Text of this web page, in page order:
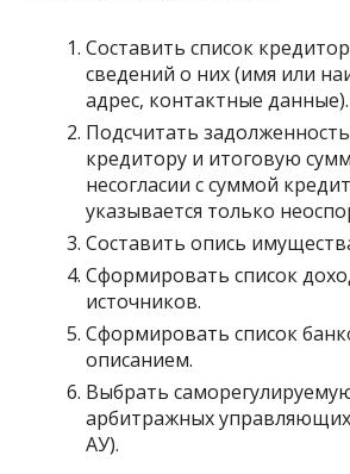
Составить список
сведений о них (имя или
адрес, контактные данные).
Подсчитать
кредитору и итоговую
несогласии с суммой
указывается только
Составить опись
Сформировать список
источников.
Сформировать список
описанием.
Выбрать
арбитражных
АУ).